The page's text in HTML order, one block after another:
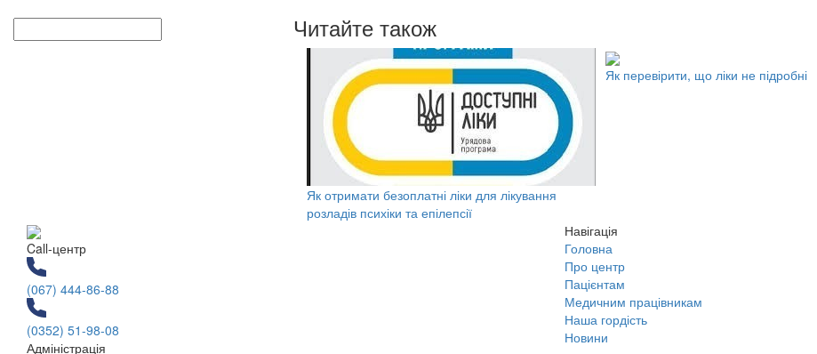
Читайте також
Як отримати безоплатні ліки для лікування
розладів психіки та епілепсії
Як перевірити, що ліки не підробні
Call-центр
(067) 444-86-88
(0352) 51-98-08
Адміністрація
Навігація
Головна
Про центр
Пацієнтам
Медичним працівникам
Наша гордість
Новини